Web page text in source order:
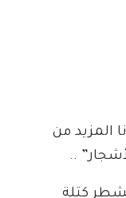
المزيد من
..
كتلة